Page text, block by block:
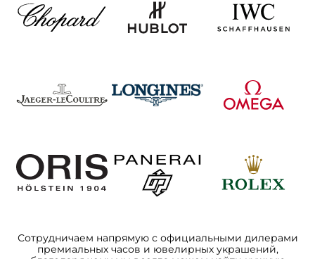
Сотрудничаем напрямую с официальными дилерами
премиальных часов и ювелирных украшений,